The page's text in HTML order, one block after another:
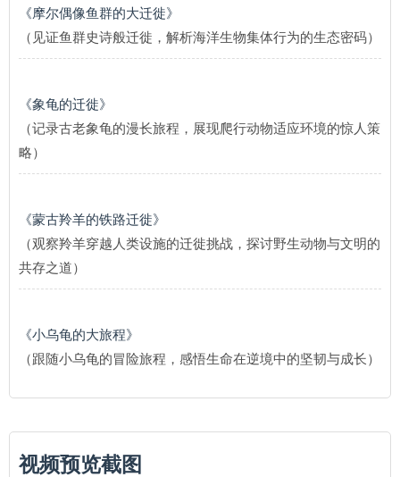
《摩尔偶像鱼群的大迁徙》
（见证鱼群史诗般迁徙，解析海洋生物集体行为的生态密码）
《象龟的迁徙》
（记录古老象龟的漫长旅程，展现爬行动物适应环境的惊人策
略）
《蒙古羚羊的铁路迁徙》
（观察羚羊穿越人类设施的迁徙挑战，探讨野生动物与文明的
共存之道）
《小乌龟的大旅程》
（跟随小乌龟的冒险旅程，感悟生命在逆境中的坚韧与成长）
视频预览截图